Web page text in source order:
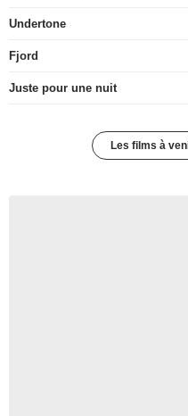
Undertone
Fjord
Juste pour une nuit
Les films à